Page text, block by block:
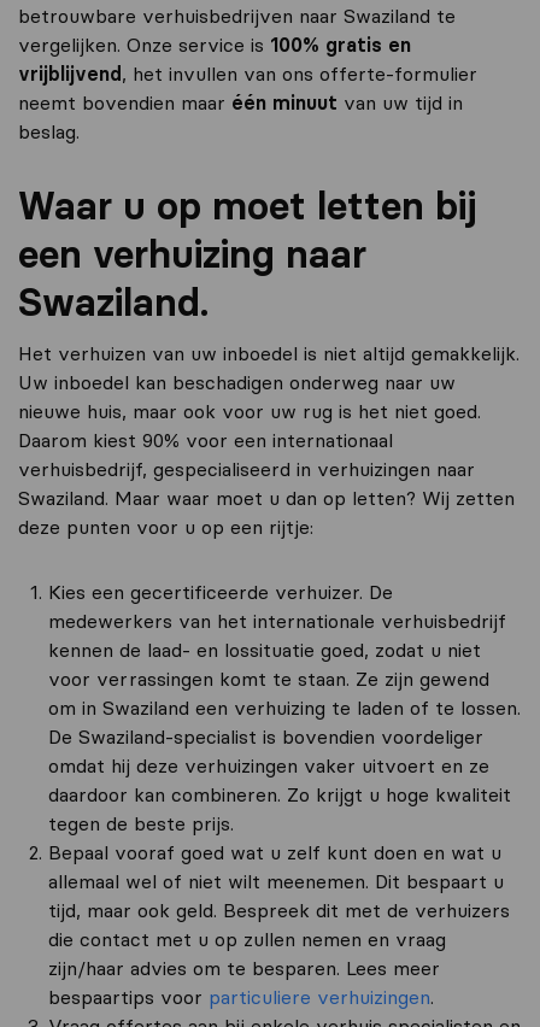
betrouwbare verhuisbedrijven naar Swaziland te
vergelijken. Onze service is 100% gratis en
vrijblijvend , het invullen van ons offerte-formulier
neemt bovendien maar één minuut van uw tijd in
beslag.
Waar u op moet letten bij
een verhuizing naar
Swaziland.
Het verhuizen van uw inboedel is niet altijd gemakkelijk.
Uw inboedel kan beschadigen onderweg naar uw
nieuwe huis, maar ook voor uw rug is het niet goed.
Daarom kiest 90% voor een internationaal
verhuisbedrijf, gespecialiseerd in verhuizingen naar
Swaziland. Maar waar moet u dan op letten? Wij zetten
deze punten voor u op een rijtje:
Kies een gecertificeerde verhuizer. De
medewerkers van het internationale verhuisbedrijf
kennen de laad- en lossituatie goed, zodat u niet
voor verrassingen komt te staan. Ze zijn gewend
om in Swaziland een verhuizing te laden of te lossen.
De Swaziland-specialist is bovendien voordeliger
omdat hij deze verhuizingen vaker uitvoert en ze
daardoor kan combineren. Zo krijgt u hoge kwaliteit
tegen de beste prijs.
Bepaal vooraf goed wat u zelf kunt doen en wat u
allemaal wel of niet wilt meenemen. Dit bespaart u
tijd, maar ook geld. Bespreek dit met de verhuizers
die contact met u op zullen nemen en vraag
zijn/haar advies om te besparen. Lees meer
bespaartips voor particuliere verhuizingen.